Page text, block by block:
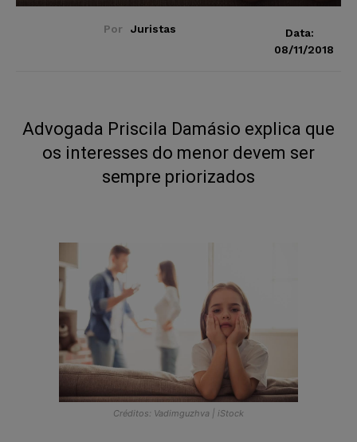
Por Juristas
Data:
08/11/2018
Advogada Priscila Damásio explica que
os interesses do menor devem ser
sempre priorizados
Créditos: Vadimguzhva | iStock